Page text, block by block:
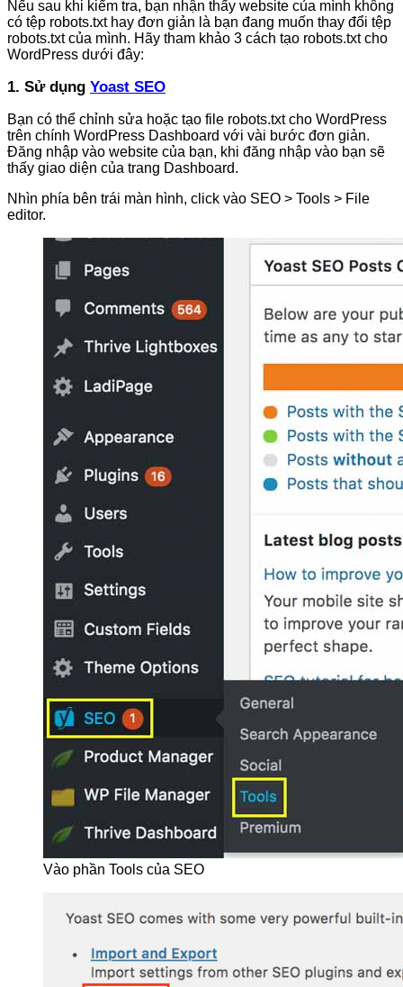
Nếu sau khi kiểm tra, bạn nhận thấy website của mình không
có tệp robots.txt hay đơn giản là bạn đang muốn thay đổi tệp
robots.txt của mình. Hãy tham khảo 3 cách tạo robots.txt cho
WordPress dưới đây:
1. Sử dụng Yoast SEO
Bạn có thể chỉnh sửa hoặc tạo file robots.txt cho WordPress
trên chính WordPress Dashboard với vài bước đơn giản.
Đăng nhập vào website của bạn, khi đăng nhập vào bạn sẽ
thấy giao diện của trang Dashboard.
Nhìn phía bên trái màn hình, click vào SEO > Tools > File
editor.
Vào phần Tools của SEO